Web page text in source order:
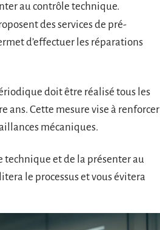
au contrôle technique.
des services de pré-
d’effectuer les réparations
doit être réalisé tous les
ans. Cette mesure vise à renforcer
mécaniques.
technique et de la présenter au
le processus et vous évitera